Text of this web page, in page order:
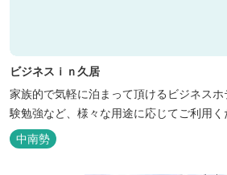
ビジネスｉｎ久居
家族的で気軽に泊まって頂けるビジネス
験勉強など、様々な用途に応じてご利用く
中南勢